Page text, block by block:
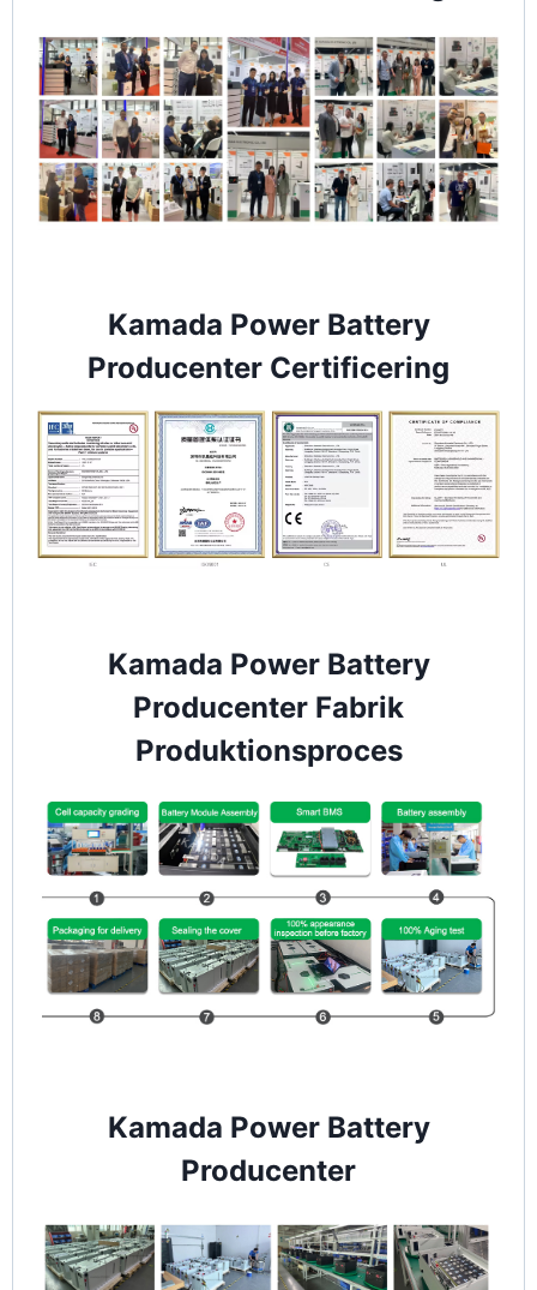
Kamada Power Battery
Producenter Certificering
Kamada Power Battery
Producenter Fabrik
Produktionsproces
Kamada Power Battery
Producenter